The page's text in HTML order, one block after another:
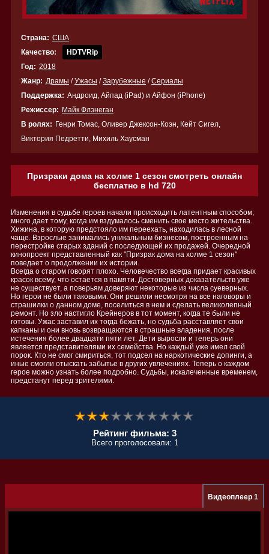
Страна: США
Качество:
HDTVRip
Год: 2018
Жанр: Драмы /Ужасы /Зарубежные /Сериалы
Поддержка: Андроид, Айпад (iPad) и Айфон (iPhone)
Режиссер: Майк Флэнеган
В ролях: Генри Томас, Оливер Джексон-Коэн, Кейт Сигел,
Виктория Педретти, Михиль Хаусман
Призраки дома на холме 1 сезон смотреть онлайн
бесплатно в hd 720
Изменения в судьбе героев начали происходить латентным способом,
много дает тому, когда им вздумалось сменить свое место жительства.
Хижина, в которую предстояло им переехать, находилась в лесной
чаще. Взрослые занимались уникальным бизнесом, построенным на
перестройке старых зданий с последующей их продажей. Очередной
кинопроект представленный как "Призрак дома на холме 1 сезон"
поведает о продолжении их истории.
Всегда о старом говорят плохо. Человечество всегда придает красивых
красок всему, что остается в памяти. Достоверных доказательств уже
не существует, а поверьям доверяют некоторые из числа суеверных.
Но герои не были таковыми. Они решили несмотря на все наговоры и
страшилки о данном доме, поселиться в нем и сделать великолепный
ремонт. Но зло настигло Крейнеров в тот момент, когда те были не
готовы. Ужас заставил их тогда бежать, но судьба расставляет свои
капканы и они вновь возвращаются в страшные владения, после
истечения более двадцати пяти лет. Дети выросли и теперь они
является представителями их семейства. Но каждый уже имел свой
порок. Кто не смог смириться, тот подсел на наркотические допинги, а
иные смогли отыскать забытье в других увлечениях. Теперь о каждом
герое можно узнать более подробно. Судьбы, искалеченные временем,
предстанут перед зрителями.
Рейтинг фильма: 3
Всего проголосовали: 1
Видеоплеер 1